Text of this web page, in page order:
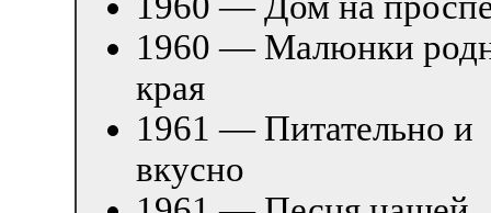
1960 — Малюнки
края
1961 — Питательно и
вкусно